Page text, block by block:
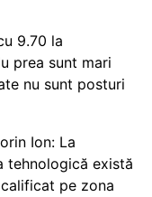
9.70 la
prea sunt mari
nu sunt posturi
Ion: La
tehnologică există
pe zona